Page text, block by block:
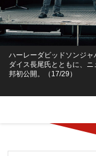
ハーレーダビッドソンジ
ダイス長尾氏とともに、
邦初公開。（17/29）